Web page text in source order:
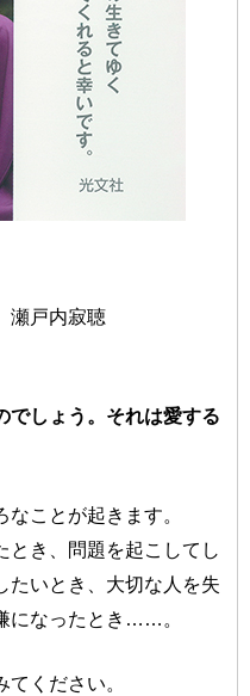
瀬戸内寂聴
でしょう。それは愛する
ことが起きます。
とき、問題を起こしてし
たいとき、大切な人を失
になったとき……。
ください。